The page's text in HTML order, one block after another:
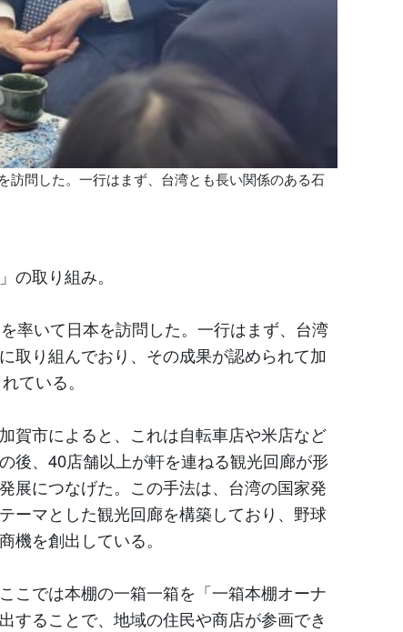
訪問した。一行はまず、台湾とも長い関係のある石
取り組み。
率いて日本を訪問した。一行はまず、台湾
取り組んでおり、その成果が認められて加
ている。
賀市によると、これは自転車店や米店など
後、40店舗以上が軒を連ねる観光回廊が形
展につなげた。この手法は、台湾の国家発
ーマとした観光回廊を構築しており、野球
を創出している。
こでは本棚の一箱一箱を「一箱本棚オーナ
することで、地域の住民や商店が参画でき